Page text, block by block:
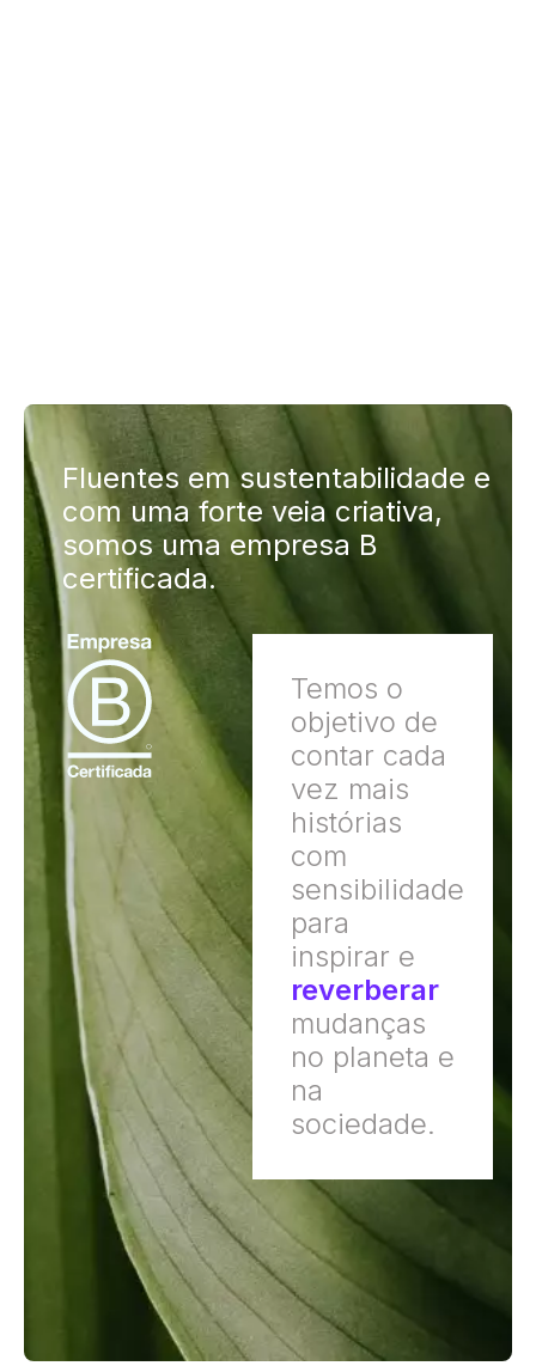
Fluentes em sustentabilidade e
com uma forte veia criativa,
somos uma empresa B
certificada.
Temos o
objetivo de
contar cada
vez mais
histórias
com
sensibilidade
para
inspirar e
reverberar
mudanças
no planeta e
na
sociedade.